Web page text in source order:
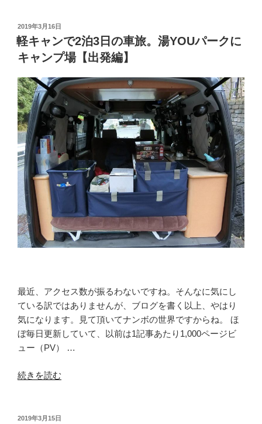
公
認
車
中
泊！
湯
YOU
パ
ー
ク
「瀬
戸
大
橋
ス
パ
リ
ト」
の
ご
紹
介”
投
稿
日:
2019年3月16日
軽キャンで2泊3日の車旅。湯YOUパークに
キャンプ場【出発編】
最近、アクセス数が振るわないですね。そんなに気にし
ている訳ではありませんが、ブログを書く以上、やはり
気になります。見て頂いてナンボの世界ですからね。 ほ
ぼ毎日更新していて、以前は1記事あたり1,000ページビ
ュー（PV） …
“軽
ン
続きを読む
投
2019年3月15日